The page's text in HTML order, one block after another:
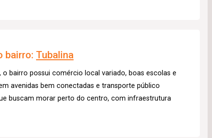
bairro: Tubalina
bairro possui comércio local variado, boas escolas e
avenidas bem conectadas e transporte público
buscam morar perto do centro, com infraestrutura